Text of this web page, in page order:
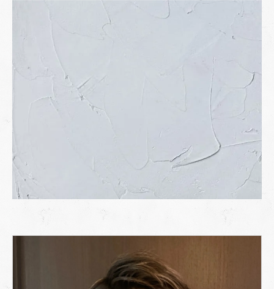
チョーキング現象
補修が必要な理由
プロが教える最適な対処法
小さなひび割れなら早めの補修で延命
剥がれや欠けが広がっている場合は専門
業者へ
全体的な劣化は全面補修または塗り替え
補修のタイミングと注意点